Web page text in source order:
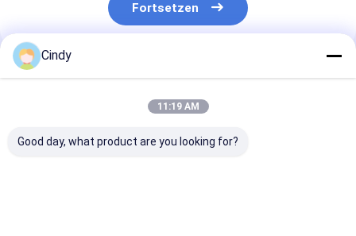
Fortsetzen
Empfohlene Produkte
Cindy
11:19 AM
Good day, what product are you looking for?